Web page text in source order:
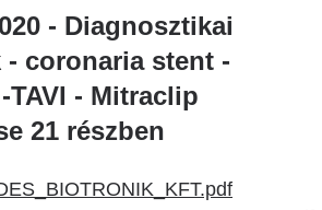
- Diagnosztikai
- coronaria stent -
TAVI - Mitraclip
21 részben